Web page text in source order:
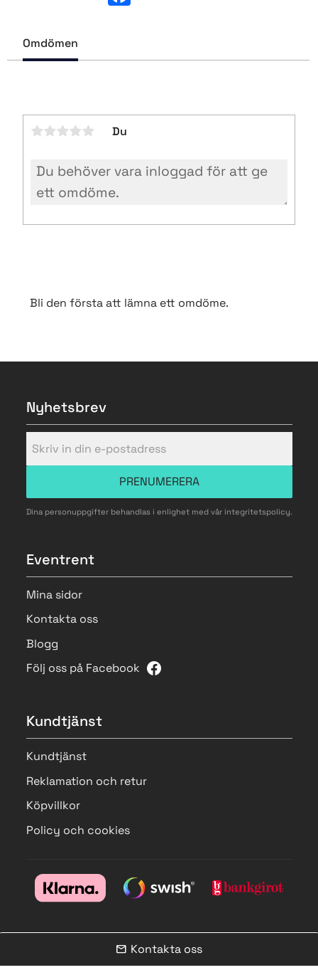
o
Omdömen
Du
Bli den första att lämna ett omdöme.
Nyhetsbrev
PRENUMERERA
Dina personuppgifter behandlas i enlighet med vår integritetspolicy.
Eventrent
Mina sidor
Kontakta oss
Blogg
Följ oss på Facebook
Kundtjänst
Kundtjänst
Reklamation och retur
Köpvillkor
Policy och cookies
mail Kontakta oss